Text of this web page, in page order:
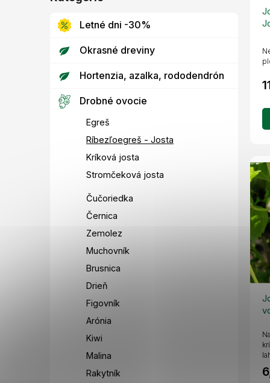
Letné dni -30%
Okrasné dreviny
Hortenzia, azalka, rododendrón
Drobné ovocie
Egreš
Ríbezľoegreš - Josta
Kríková josta
Stromčeková josta
Čučoriedka
Černica
Zemolez
Muchovník
Brusnica
Drieň
Figovník
Arónia
Kiwi
Malina
Rakytník